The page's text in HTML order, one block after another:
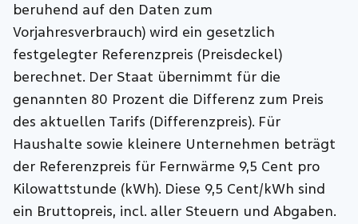
beruhend auf den Daten zum
Vorjahresverbrauch) wird ein gesetzlich
festgelegter Referenzpreis (Preisdeckel)
berechnet. Der Staat übernimmt für die
genannten 80 Prozent die Differenz zum Preis
des aktuellen Tarifs (Differenzpreis). Für
Haushalte sowie kleinere Unternehmen beträgt
der Referenzpreis für Fernwärme 9,5 Cent pro
Kilowattstunde (kWh). Diese 9,5 Cent/kWh sind
ein Bruttopreis, incl. aller Steuern und Abgaben.